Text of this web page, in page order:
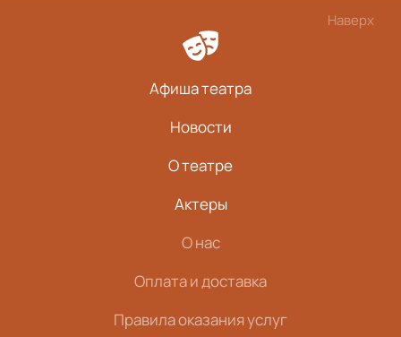
Наверх
Афиша театра
Новости
О театре
Актеры
О нас
Оплата и доставка
Правила оказания услуг